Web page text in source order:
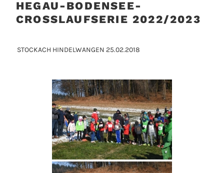
HEGAU-BODENSEE-
CROSSLAUFSERIE 2022/2023
STOCKACH HINDELWANGEN 25.02.2018